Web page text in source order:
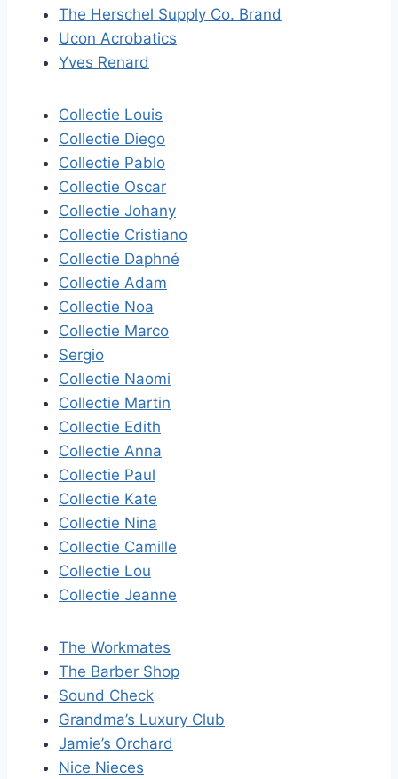
The Herschel Supply Co. Brand
Ucon Acrobatics
Yves Renard
Collectie Louis
Collectie Diego
Collectie Pablo
Collectie Oscar
Collectie Johany
Collectie Cristiano
Collectie Daphné
Collectie Adam
Collectie Noa
Collectie Marco
Sergio
Collectie Naomi
Collectie Martin
Collectie Edith
Collectie Anna
Collectie Paul
Collectie Kate
Collectie Nina
Collectie Camille
Collectie Lou
Collectie Jeanne
The Workmates
The Barber Shop
Sound Check
Grandma’s Luxury Club
Jamie’s Orchard
Nice Nieces